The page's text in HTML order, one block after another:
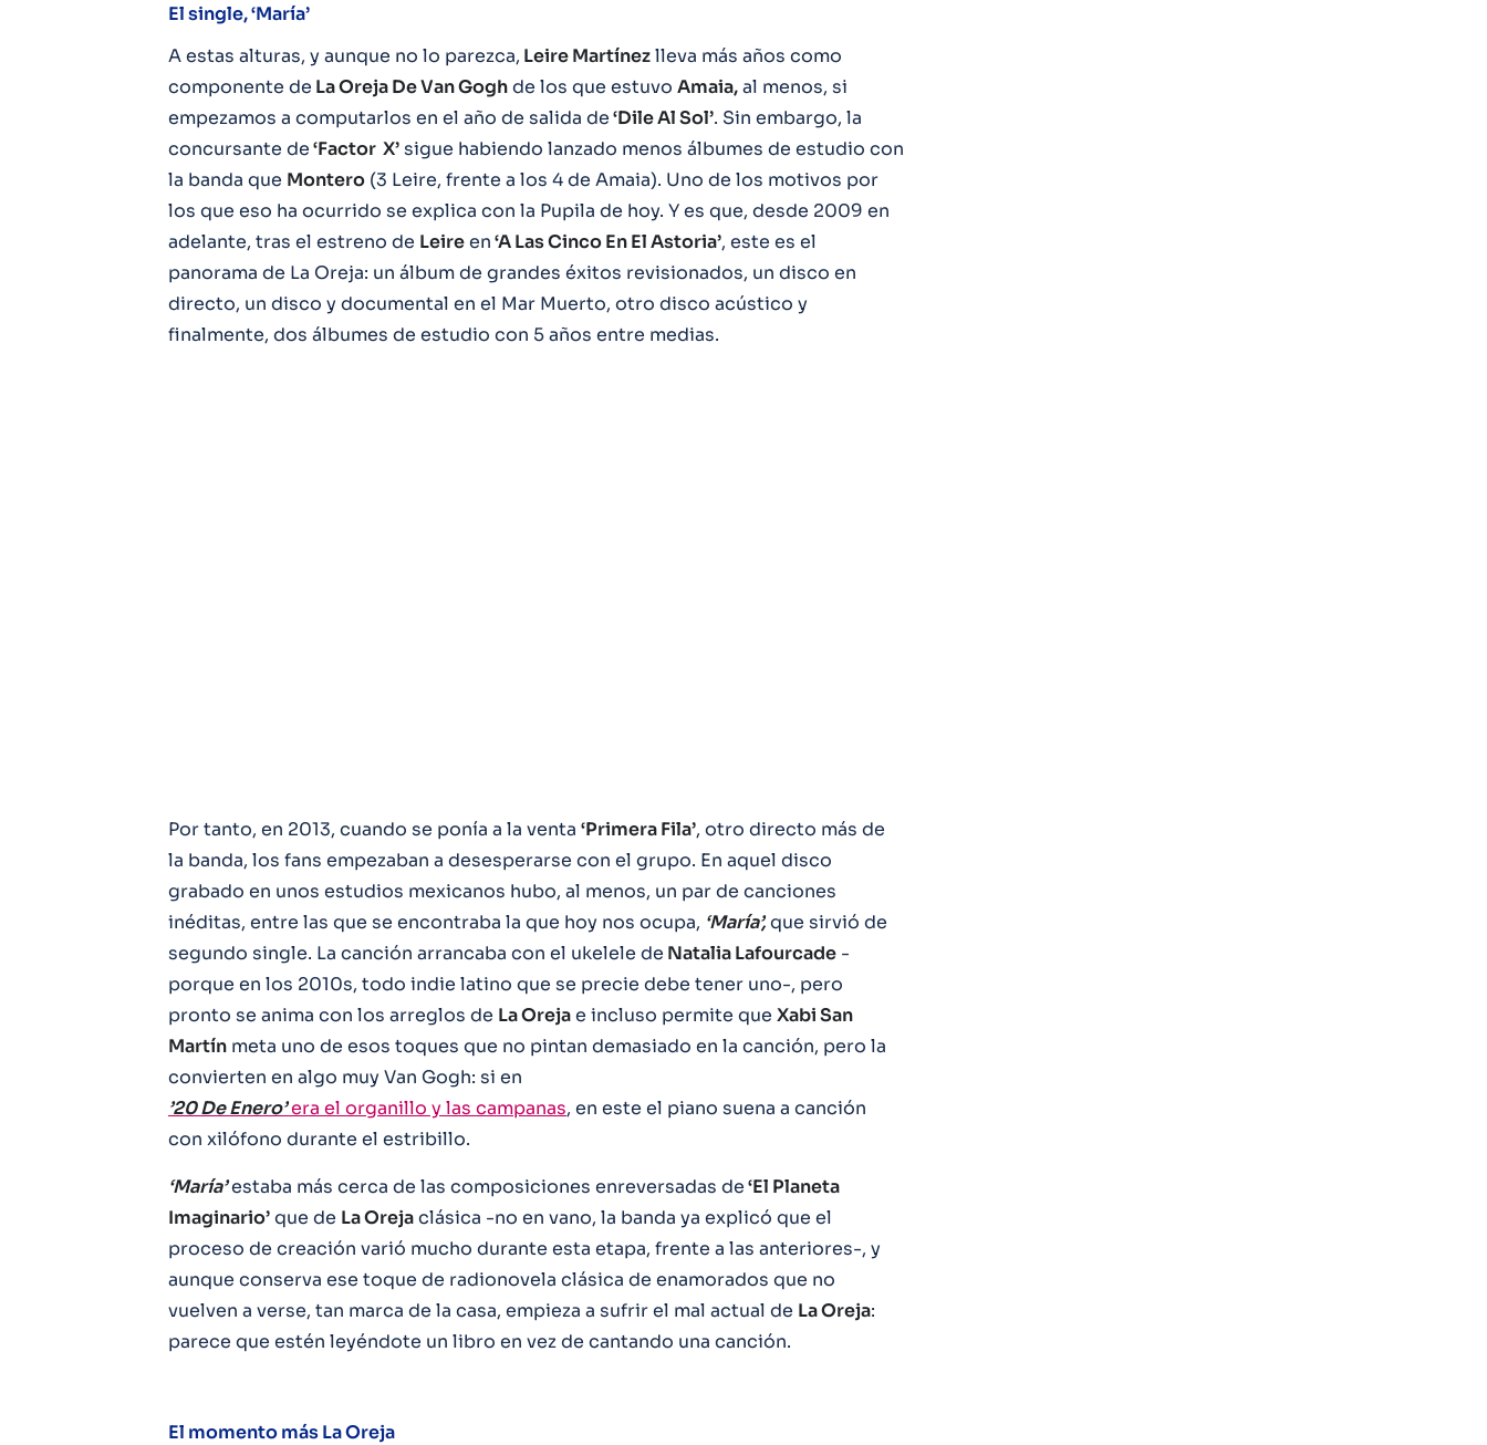
El single, ‘María’
A estas alturas, y aunque no lo parezca, Leire Martínezlleva más años como
componente de La Oreja De Van Goghde los que estuvo Amaia,al menos, si
empezamos a computarlos en el año de salida de‘Dile Al Sol’. Sin embargo, la
concursante de‘Factor X’sigue habiendo lanzado menos álbumes de estudio con
la banda que Montero (3 Leire, frente a los 4 de Amaia). Uno de los motivos por
los que eso ha ocurrido se explica con la Pupila de hoy. Y es que, desde 2009 en
adelante, tras el estreno de Leireen‘A Las Cinco En El Astoria’, este es el
panorama de La Oreja: un álbum de grandes éxitos revisionados, un disco en
directo, un disco y documental en el Mar Muerto, otro disco acústico y
finalmente, dos álbumes de estudio con 5 años entre medias.
Por tanto, en 2013, cuando se ponía a la venta ‘Primera Fila’, otro directo más de
la banda, los fans empezaban a desesperarse con el grupo. En aquel disco
grabado en unos estudios mexicanos hubo, al menos, un par de canciones
inéditas, entre las que se encontraba la que hoy nos ocupa, ‘María’,que sirvió de
segundo single. La canción arrancaba con el ukelele de Natalia Lafourcade -
porque en los 2010s, todo indie latino que se precie debe tener uno-, pero
pronto se anima con los arreglos de La Orejae incluso permite que Xabi San
Martín meta uno de esos toques que no pintan demasiado en la canción, pero la
convierten en algo muy Van Gogh: si en
’20 De Enero’era el organillo y las campanas, en este el piano suena a canción
con xilófono durante el estribillo.
‘María’estaba más cerca de las composiciones enreversadas de‘El Planeta
Imaginario’que de La Orejaclásica -no en vano, la banda ya explicó que el
proceso de creación varió mucho durante esta etapa, frente a las anteriores-, y
aunque conserva ese toque de radionovela clásica de enamorados que no
vuelven a verse, tan marca de la casa, empieza a sufrir el mal actual de La Oreja:
parece que estén leyéndote un libro en vez de cantando una canción.
El momento más La Oreja